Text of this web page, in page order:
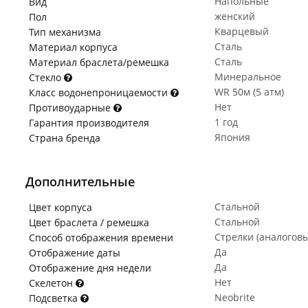
Пол
женский
Тип механизма
Кварцевый
Материал корпуса
Сталь
Материал браслета/ремешка
Сталь
Стекло
Минеральное
Класс водонепроницаемости
WR 50м (5 атм)
Противоударные
Нет
Гарантия производителя
1 год
Страна бренда
Япония
Дополнительные
Цвет корпуса
Стальной
Цвет браслета / ремешка
Стальной
Способ отображения времени
Стрелки
Отображение даты
Да
Отображение дня недели
Да
Скелетон
Нет
Подсветка
Neobrite